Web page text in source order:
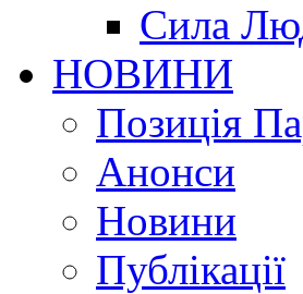
Сила
НОВИНИ
Позиція
Анонси
Новини
Публікації